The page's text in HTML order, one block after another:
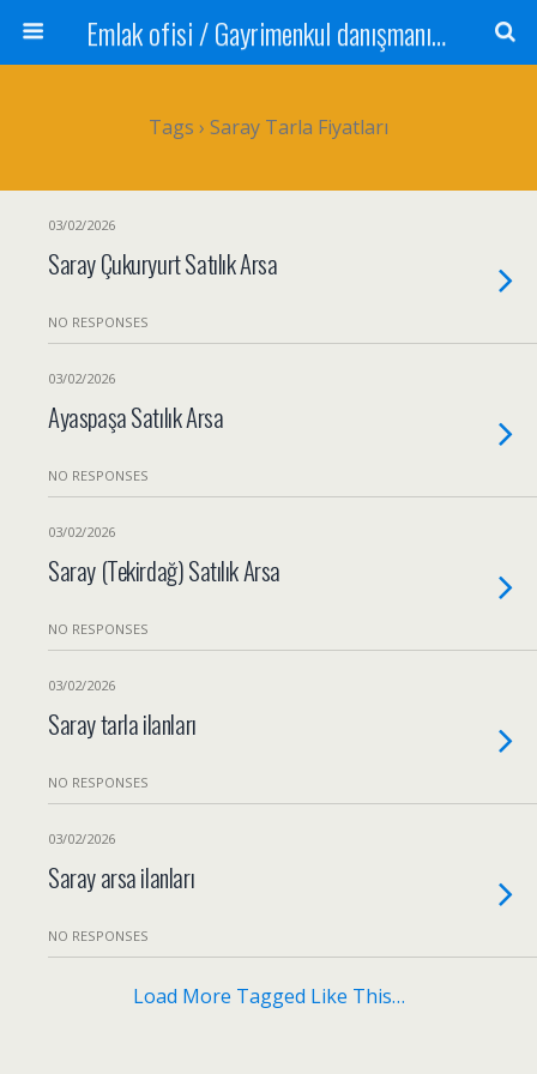
Emlak ofisi / Gayrimenkul danışmanı Satılık daire / Kiralık daire Satılık arsa / Tarla Satılık dükkan / Mağaza Devren satılık işyeri Depo ve antrepo Yatırım: Yatırımlık arsa
Tags › Saray Tarla Fiyatları
03/02/2026
Saray Çukuryurt Satılık Arsa
NO RESPONSES
03/02/2026
Ayaspaşa Satılık Arsa
NO RESPONSES
03/02/2026
Saray (Tekirdağ) Satılık Arsa
NO RESPONSES
03/02/2026
Saray tarla ilanları
NO RESPONSES
03/02/2026
Saray arsa ilanları
NO RESPONSES
Load More Tagged Like This…